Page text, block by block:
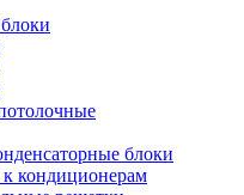
блоки
кондиционерам